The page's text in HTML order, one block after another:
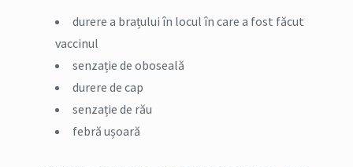
durere a brațului în locul în care a fost făcut
vaccinul
senzație de oboseală
durere de cap
senzație de rău
febră ușoară